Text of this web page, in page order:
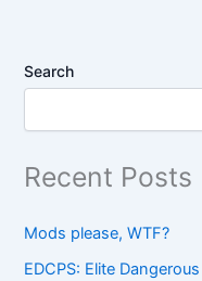
Search
Recent Posts
Mods please, WTF?
EDCPS: Elite